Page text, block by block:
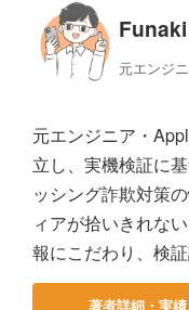
元エンジ
元エンジニア・
立し、実機検証に
ッシング詐欺対策
ィアが拾いきれな
報にこだわり、検
著者詳細・実績